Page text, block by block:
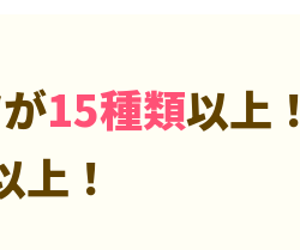
15種類以上！
上！